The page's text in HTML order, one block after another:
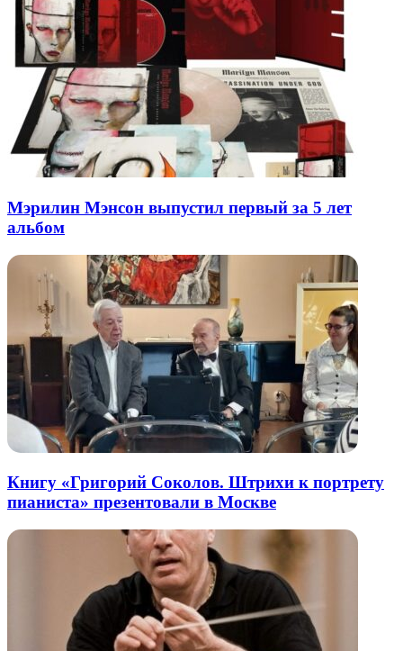
Мэрилин Мэнсон выпустил первый за 5 лет
альбом
Книгу «Григорий Соколов. Штрихи к портрету
пианиста» презентовали в Москве